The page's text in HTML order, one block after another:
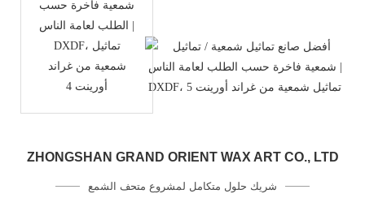
ZHONGSHAN GRAND ORIENT WAX ART CO., LTD
شريك حلول متكامل لمشروع متحف الشمع